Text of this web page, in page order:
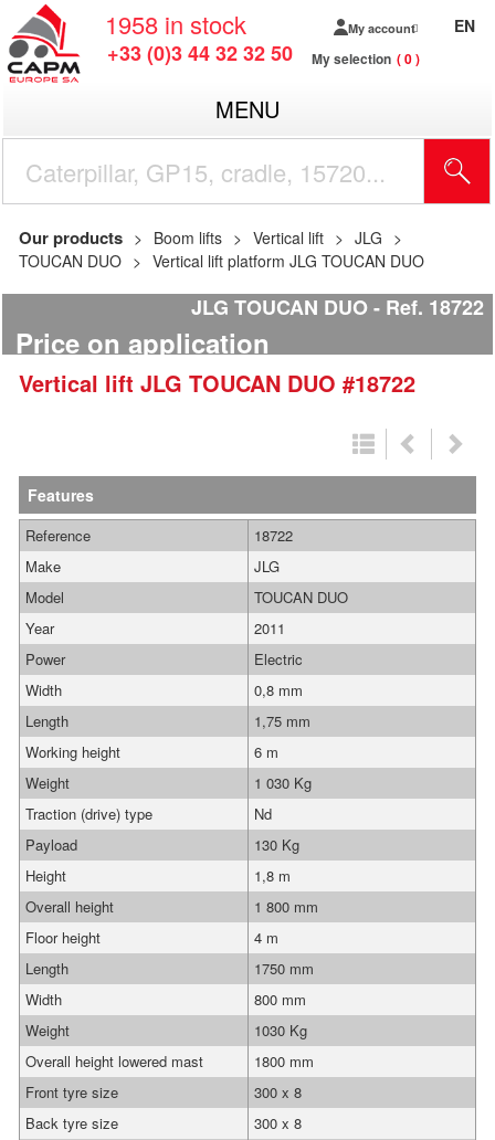
1958 in stock
+33 (0)3 44 32 32 50
My account
My selection 0
EN
MENU
Our products Boom lifts Vertical lift
JLG
TOUCAN DUO
Vertical lift platform JLG TOUCAN DUO
JLG TOUCAN DUO Ref. 18722
Price on application
Vertical lift JLG TOUCAN DUO #18722
Features
Reference
18722
Make
JLG
Model
TOUCAN DUO
Year
2011
Power
Electric
Width
0,8 mm
Length
1,75 mm
Working height
6 m
Weight
1 030 Kg
Traction (drive) type
Nd
Payload
130 Kg
Height
1,8 m
Overall height
1 800 mm
Floor height
4 m
Length
1750 mm
Width
800 mm
Weight
1030 Kg
Overall height lowered mast
1800 mm
Front tyre size
300 x 8
Back tyre size
300 x 8